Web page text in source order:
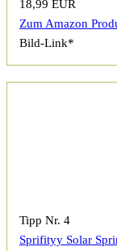
18,99 EUR
Zum Amazon
Bild-Link*
Tipp Nr. 4
Sprifityy Solar